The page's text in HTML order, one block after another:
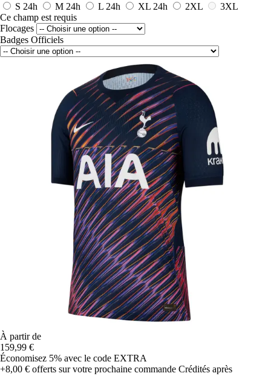
S 24h M 24h L 24h XL 24h 2XL
3XL
Ce champ est requis
Flocages
Badges Officiels
À partir de
159,99 €
Économisez 5% avec le code EXTRA
+8,00 € offerts sur votre prochaine commande Crédités après